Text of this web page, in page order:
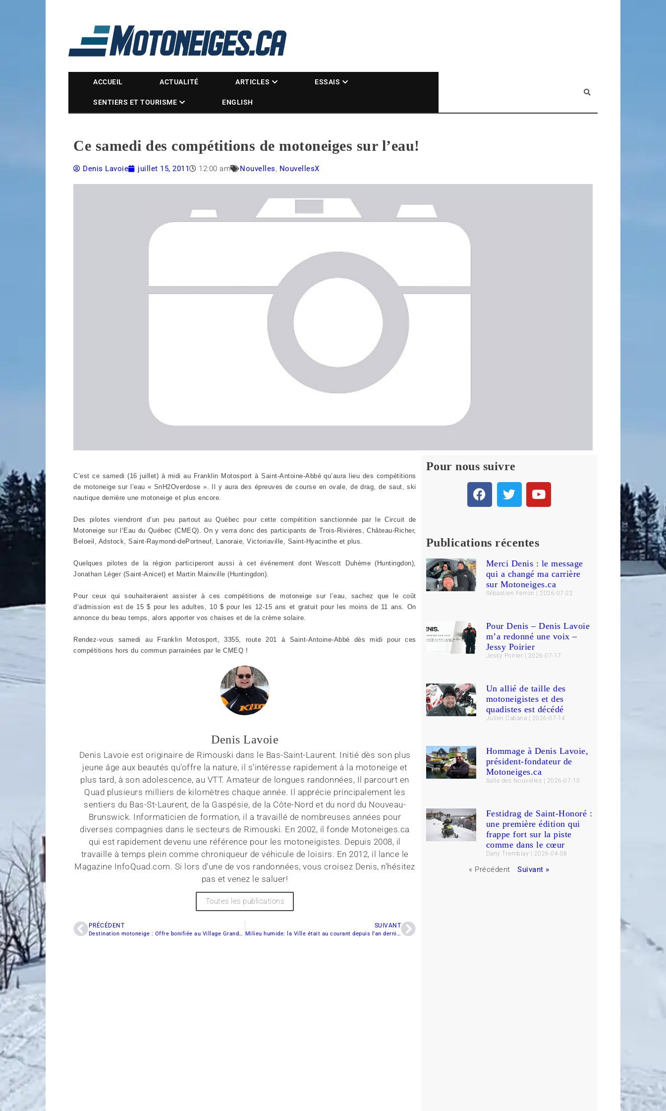
Magazine Motoneiges.ca
ACCUEIL ACTUALITÉ ARTICLES ESSAIS
SENTIERS ET TOURISME ENGLISH
Ce samedi des compétitions de motoneiges sur l’eau!
Denis Lavoie juillet 15, 2011 12:00 am Nouvelles, NouvellesX
C’est ce samedi (16 juillet) à midi au Franklin Motosport à Saint-Antoine-Abbé qu’aura lieu des compétitions
de motoneige sur l’eau « SnH2Overdose ». Il y aura des épreuves de course en ovale, de drag, de saut, ski
nautique derrière une motoneige et plus encore.
Des pilotes viendront d’un peu partout au Québec pour cette compétition sanctionnée par le Circuit de
Motoneige sur l’Eau du Québec (CMEQ). On y verra donc des participants de Trois-Rivières, Château-Richer,
Beloeil, Adstock, Saint-Raymond-dePortneuf, Lanoraie, Victoriaville, Saint-Hyacinthe et plus.
Quelques pilotes de la région participeront aussi à cet événement dont Wescott Duhème (Huntingdon),
Jonathan Léger (Saint-Anicet) et Martin Mainville (Huntingdon).
Pour ceux qui souhaiteraient assister à ces compétitions de motoneige sur l’eau, sachez que le coût
d’admission est de 15 $ pour les adultes, 10 $ pour les 12-15 ans et gratuit pour les moins de 11 ans. On
annonce du beau temps, alors apporter vos chaises et de la crème solaire.
Rendez-vous samedi au Franklin Motosport, 3355, route 201 à Saint-Antoine-Abbé dès midi pour ces
compétitions hors du commun parrainées par le CMEQ !
Denis Lavoie
Denis Lavoie est originaire de Rimouski dans le Bas-Saint-Laurent. Initié dès son plus
jeune âge aux beautés qu'offre la nature, il s'intéresse rapidement à la motoneige et
plus tard, à son adolescence, au VTT. Amateur de longues randonnées, Il parcourt en
Quad plusieurs milliers de kilomètres chaque année. Il apprécie principalement les
sentiers du Bas-St-Laurent, de la Gaspésie, de la Côte-Nord et du nord du Nouveau-
Brunswick. Informaticien de formation, il a travaillé de nombreuses années pour
diverses compagnies dans le secteurs de Rimouski. En 2002, il fonde Motoneiges.ca
qui est rapidement devenu une référence pour les motoneigistes. Depuis 2008, il
travaille à temps plein comme chroniqueur de véhicule de loisirs. En 2012, il lance le
Magazine InfoQuad.com. Si lors d'une de vos randonnées, vous croisez Denis, n'hésitez
pas et venez le saluer!
Toutes les publications
PRÉCÉDENT
Destination motoneige : Offre bonifiée au Village Grande Nature
SUIVANT
Milieu humide: la Ville était au courant depuis l’an dernier
Pour nous suivre
Publications récentes
Merci Denis : le message
qui a changé ma carrière
sur Motoneiges.ca
Sébastien Ferron 2026-07-22
Pour Denis – Denis Lavoie
m’a redonné une voix –
Jessy Poirier
Jessy Poirier 2026-07-17
Un allié de taille des
motoneigistes et des
quadistes est décédé
Julien Cabana 2026-07-14
Hommage à Denis Lavoie,
président-fondateur de
Motoneiges.ca
Salle des Nouvelles 2026-07-10
Festidrag de Saint-Honoré :
une première édition qui
frappe fort sur la piste
comme dans le cœur
Dany Tremblay 2026-04-08
« Précédent Suivant »